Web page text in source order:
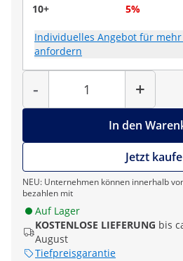
10+
5%
Individuelles Angebot für
anfordern
-
Menge
+
In den
Jetzt
NEU: Unternehmen können innerhalb
bezahlen mit
Auf Lager
KOSTENLOSE LIEFERUNG bis
August
Tiefpreisgarantie